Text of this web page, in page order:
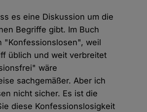
es eine Diskussion um die
Begriffe gibt. Im Buch
"Konfessionslosen", weil
üblich und weit verbreitet
wäre
sachgemäßer. Aber ich
nicht sicher. Es ist die
diese Konfessionslosigkeit